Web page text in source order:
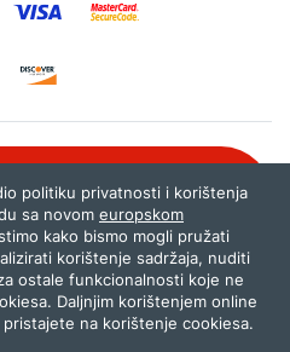
samo provjerene i pravilne
odnosno neadekvatne informacije,
.
politiku privatnosti i korištenja
sa novom europskom
kako bismo mogli pružati
korištenje sadržaja, nuditi
ostale funkcionalnosti koje ne
Daljnjim korištenjem online
pristajete na korištenje cookiesa.